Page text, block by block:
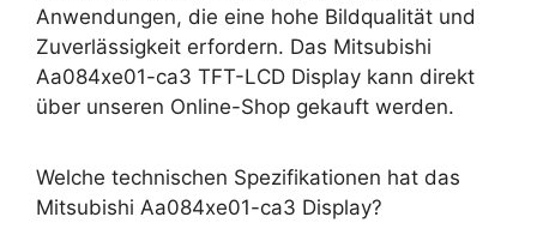
Anwendungen, die eine hohe Bildqualität und
Zuverlässigkeit erfordern. Das Mitsubishi
Aa084xe01-ca3 TFT-LCD Display kann direkt
über unseren Online-Shop gekauft werden.
Welche technischen Spezifikationen hat das
Mitsubishi Aa084xe01-ca3 Display?